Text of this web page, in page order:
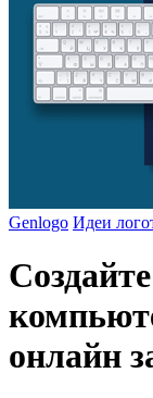
Genlogo Идеи
онлайн